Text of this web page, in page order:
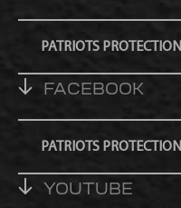
PATRIOTS PROTECTION
FACEBOOK
PATRIOTS PROTECTION
YOUTUBE